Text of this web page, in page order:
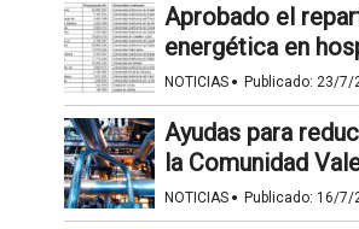
Aprobado el
energética en
NOTICIAS · Publicado: 23/7/
Ayudas para
la Comunidad
NOTICIAS · Publicado: 16/7/